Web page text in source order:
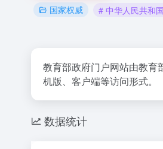
国家权威 # 中华人民共和
教育部政府门户网站由教育
机版、客户端等访问形式。
数据统计